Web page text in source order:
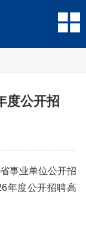
度公开招
事业单位公开招
年度公开招聘高